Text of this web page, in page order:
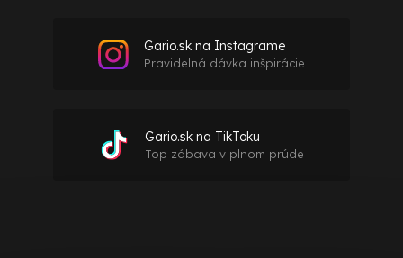
Gario.sk na Instagrame
Pravidelná dávka inšpirácie
Gario.sk na TikToku
Top zábava v plnom prúde